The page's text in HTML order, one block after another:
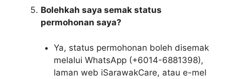
Bolehkah saya semak status
permohonan saya?
Ya, status permohonan boleh disemak
melalui WhatsApp (+6014-6881398),
laman web iSarawakCare, atau e-mel